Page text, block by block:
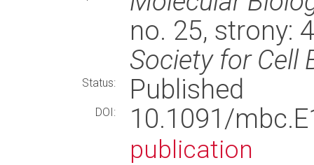
no. 25, strony:
Society for Cell
Status: Published
DOI: 10.1091/
publication